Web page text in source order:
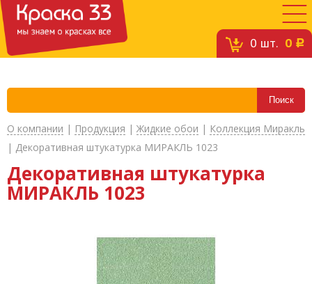
0 шт. 0 c
О компании | Продукция | Жидкие обои | Коллекция Миракль
| Декоративная штукатурка МИРАКЛЬ 1023
Декоративная штукатурка
МИРАКЛЬ 1023